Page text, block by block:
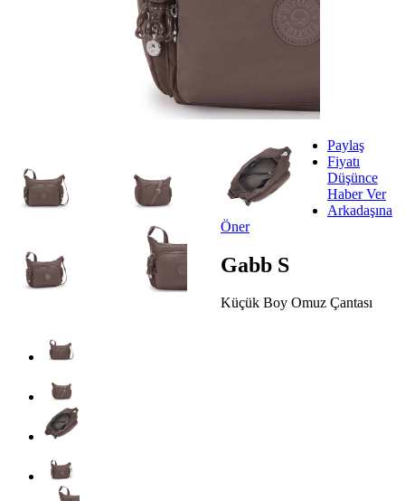
Paylaş
Fiyatı
Düşünce
Haber Ver
Arkadaşına
Öner
Gabb S
Küçük Boy Omuz Çantası